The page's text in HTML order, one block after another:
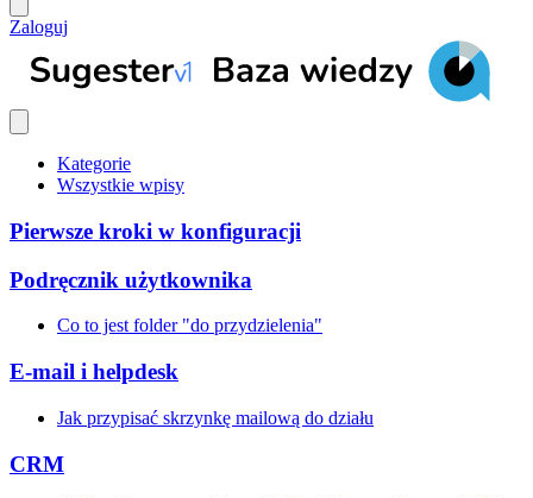
Zaloguj
Kategorie
Wszystkie wpisy
Pierwsze kroki w konfiguracji
Podręcznik użytkownika
Co to jest folder "do przydzielenia"
E-mail i helpdesk
Jak przypisać skrzynkę mailową do działu
CRM